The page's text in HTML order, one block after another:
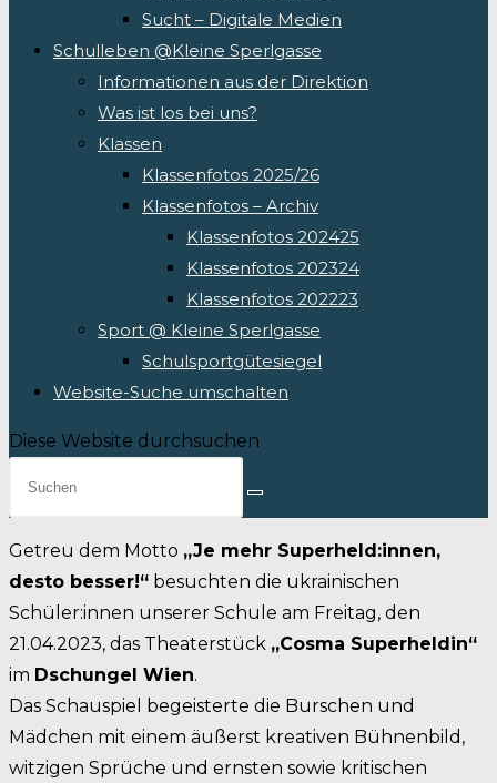
Sucht – Digitale Medien
Schulleben @Kleine Sperlgasse
Informationen aus der Direktion
Was ist los bei uns?
Klassen
Klassenfotos 2025/26
Klassenfotos – Archiv
Klassenfotos 202425
Klassenfotos 202324
Klassenfotos 202223
Sport @ Kleine Sperlgasse
Schulsportgütesiegel
Website-Suche umschalten
Diese Website durchsuchen
Getreu dem Motto „Je mehr Superheld:innen,
desto besser!“ besuchten die ukrainischen
Schüler:innen unserer Schule am Freitag, den
21.04.2023, das Theaterstück „Cosma Superheldin“
im Dschungel Wien.
Das Schauspiel begeisterte die Burschen und
Mädchen mit einem äußerst kreativen Bühnenbild,
witzigen Sprüche und ernsten sowie kritischen